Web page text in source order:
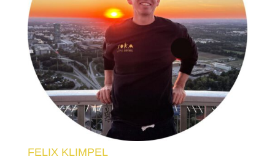
FELIX KLIMPEL